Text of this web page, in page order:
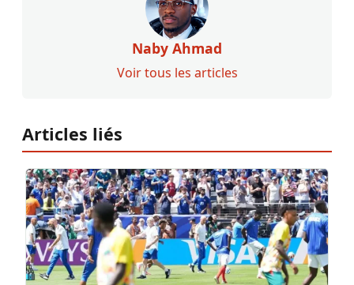
Naby Ahmad
Voir tous les articles
Articles liés